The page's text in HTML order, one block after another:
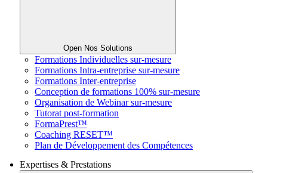
Open Nos Solutions
Formations Individuelles sur-mesure
Formations Intra-entreprise sur-mesure
Formations Inter-entreprise
Conception de formations 100% sur-mesure
Organisation de Webinar sur-mesure
Tutorat post-formation
FormaPrest™
Coaching RESET™
Plan de Développement des Compétences
Expertises & Prestations